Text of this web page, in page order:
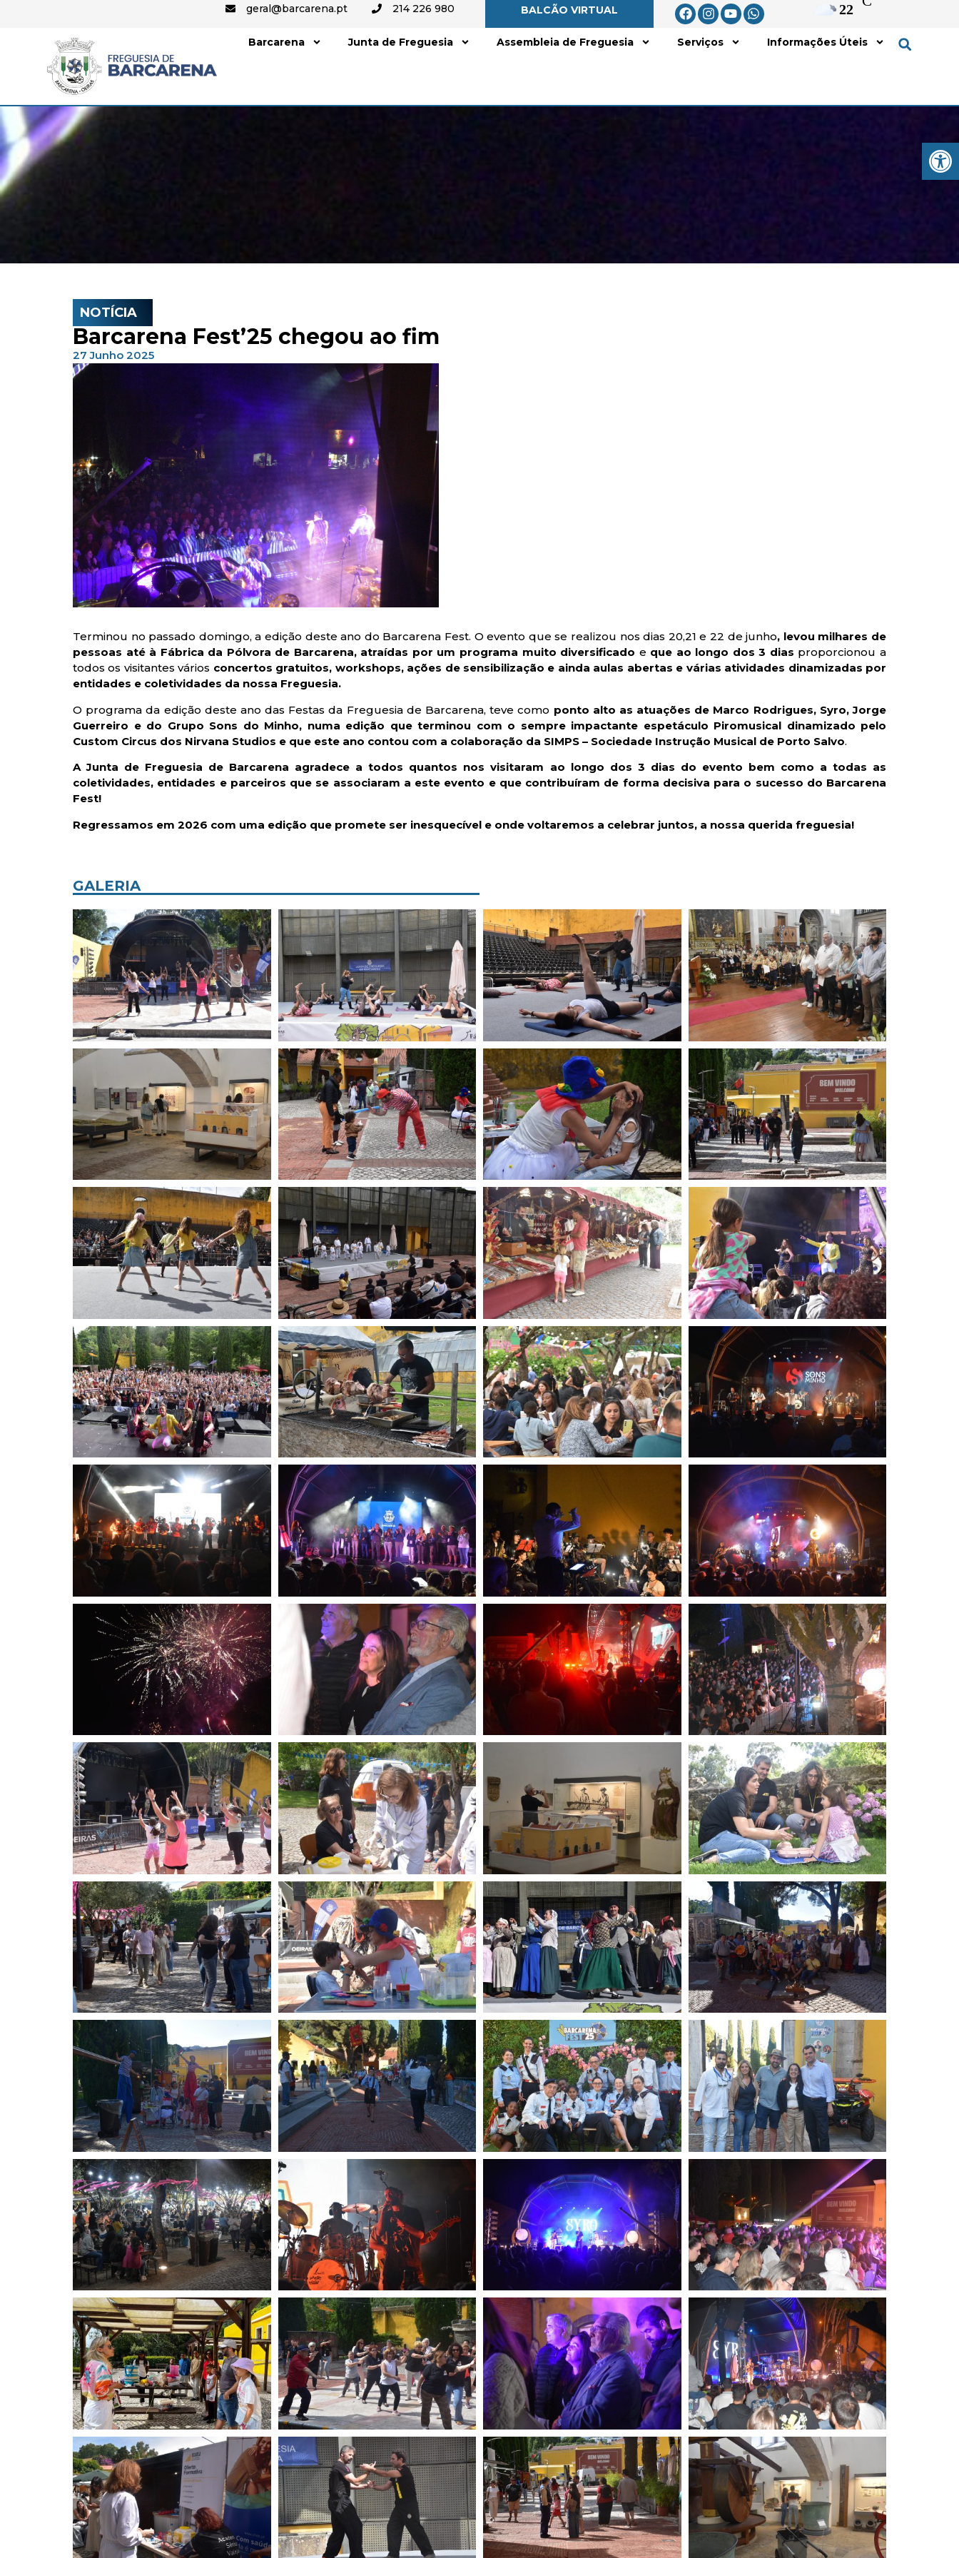
geral@barcarena.pt 214 226 980 BALCÃO VIRTUAL 22
Barcarena Junta de Freguesia Assembleia de Freguesia Serviços Informações Úteis
NOTÍCIA
Barcarena Fest’25 chegou ao fim
27 Junho 2025
Terminou no passado domingo, a edição deste ano do Barcarena Fest. O evento que se realizou nos dias 20,21 e 22 de junho, levou milhares de
pessoas até à Fábrica da Pólvora de Barcarena, atraídas por um programa muito diversificado e que ao longo dos 3 dias proporcionou a
todos os visitantes vários concertos gratuitos, workshops, ações de sensibilização e ainda aulas abertas e várias atividades dinamizadas por
entidades e coletividades da nossa Freguesia.
O programa da edição deste ano das Festas da Freguesia de Barcarena, teve como ponto alto as atuações de Marco Rodrigues, Syro, Jorge
Guerreiro e do Grupo Sons do Minho, numa edição que terminou com o sempre impactante espetáculo Piromusical dinamizado pelo
Custom Circus dos Nirvana Studios e que este ano contou com a colaboração da SIMPS – Sociedade Instrução Musical de Porto Salvo.
A Junta de Freguesia de Barcarena agradece a todos quantos nos visitaram ao longo dos 3 dias do evento bem como a todas as
coletividades, entidades e parceiros que se associaram a este evento e que contribuíram de forma decisiva para o sucesso do Barcarena
Fest!
Regressamos em 2026 com uma edição que promete ser inesquecível e onde voltaremos a celebrar juntos, a nossa querida freguesia!
GALERIA